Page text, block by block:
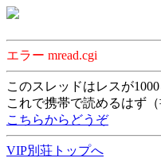
エラー mread.cgi
このスレッドはレスが
これで携帯で読めるはず（
こちらからどうぞ
VIP別荘トップへ